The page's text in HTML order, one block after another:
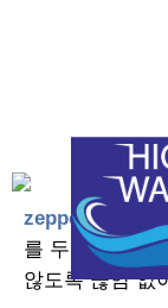
zeppelin
를 두고 있습
않도록 끊임 없